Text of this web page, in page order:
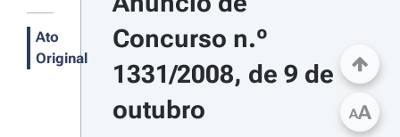
Ato
Original
Concurso n.º
1331/2008, de 9 de
outubro
AA